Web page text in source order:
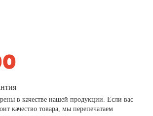
в качестве нашей продукции. Если вас
качество товара, мы перепечатаем